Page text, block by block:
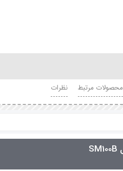
محصولات مرتبط نظرات